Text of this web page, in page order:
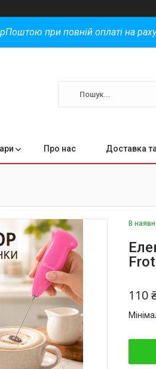
при повній оплаті на
Про нас Доставка
В
110